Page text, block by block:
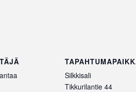
Silkkisali
Tikkurilantie 44